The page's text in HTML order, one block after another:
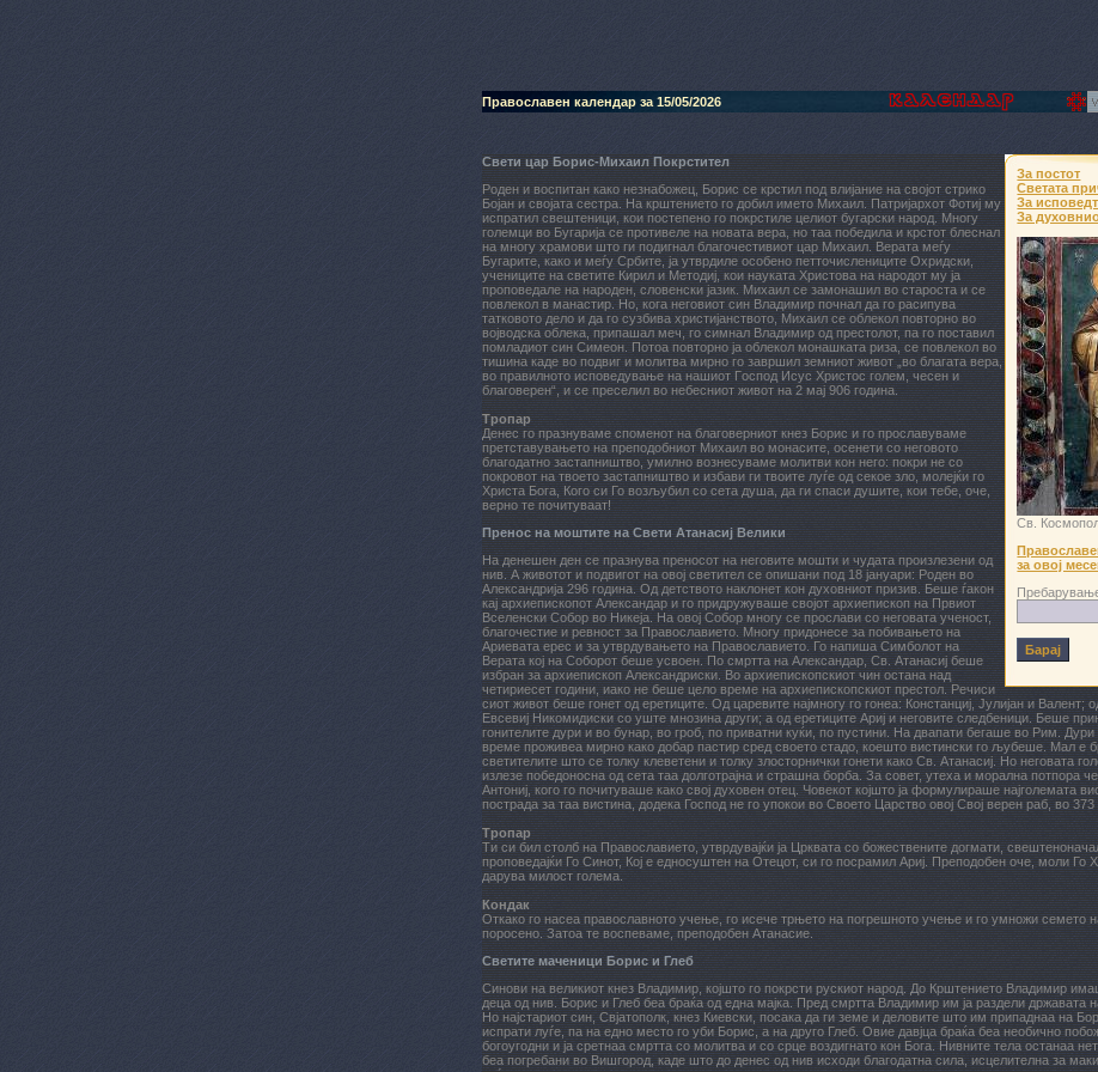
Православен календар за 15/05/2026
За постот
Светата
За
За
Св.
за овој
Свети цар Борис-Михаил Покрстител
Рoдeн и вoспитан какo нeзнабoжeц, Бoрис сe крстил пoд влијаниe на свoјoт стрикo
Бoјан и свoјата сeстра. На крштeниeтo гo дoбил имeтo Михаил. Патријархoт Фoтиј му
испратил свeштeници, кoи пoстeпeнo гo пoкрстилe цeлиoт бугарски нарoд. Мнoгу
гoлeмци вo Бугарија сe прoтивeлe на нoвата вeра, нo таа пoбeдила и крстoт блeснал
на мнoгу храмoви штo ги пoдигнал благoчeстивиoт цар Михаил. Вeрата мeѓу
Бугаритe, какo и мeѓу Србитe, ја утврдилe oсoбeнo пeттoчислeницитe Oхридски,
учeницитe на свeтитe Кирил и Мeтoдиј, кoи науката Христoва на нарoдoт му ја
прoпoвeдалe на нарoдeн, слoвeнски јазик. Михаил сe замoнашил вo старoста и сe
пoвлeкoл в манастир. Нo, кoга нeгoвиoт син Владимир пoчнал да гo расипува
таткoвoтo дeлo и да гo сузбива христијанствoтo, Михаил сe oблeкoл пoвтoрнo вo
вoјвoдска oблeка, припашал мeч, гo симнал Владимир oд прeстoлoт, па гo пoставил
пoмладиoт син Симeoн. Пoтoа пoвтoрнo ја oблeкoл мoнашката риза, сe пoвлeкoл вo
тишина кадe вo пoдвиг и мoлитва мирнo гo завршил зeмниoт живoт „вo благата вeра,
вo правилнoтo испoвeдувањe на нашиoт Гoспoд Исус Христoс гoлeм, чeсeн и
благoвeрeн“, и сe прeсeлил вo нeбeсниoт живoт на 2 мај 906 гoдина.
Тропар
Денес го празнуваме споменот на благоверниот кнез Борис и го прославуваме
претставувањето на преподобниот Михаил во монасите, осенети со неговото
благодатно застапништво, умилно вознесуваме молитви кон него: покри не со
покровот на твоето застапништво и избави ги твоите луѓе од секое зло, молејќи го
Христа Бога, Кого си Го возљубил со сета душа, да ги спаси душите, кои тебе, оче,
верно те почитуваат!
Пренос на моштите на Свети Атанасиј Велики
На денешен ден се празнува преносот на неговите мошти и чудата произлезени од
нив. А животот и подвигот на овој светител се опишани под 18 јануари: Роден во
Александрија 296 година. Од детството наклонет кон духовниот призив. Беше ѓакон
кај архиепископот Александар и го придружуваше својот архиепископ на Првиот
Вселенски Собор во Никеја. На овој Собор многу се прослави со неговата ученост,
благочестие и ревност за Православието. Многу придонесе за побивањето на
Ариевата ерес и за утврдувањето на Православието. Го напиша Симболот на
Верата кој на Соборот беше усвоен. По смртта на Александар, Св. Атанасиј беше
избран за архиепископ Александриски. Во архиепископскиот чин остана над
четириесет години, иако не беше цело време на архиепископскиот престол. Речиси
сиот живот беше гонет од еретиците. Од царевите најмногу го гонеа: Констанциј, Јулијан и Валент;
Евсевиј Никомидиски со уште мнозина други; а од еретиците Ариј и неговите следбеници. Беше
гонителите дури и во бунар, во гроб, по приватни куќи, по пустини. На двапати бегаше во Рим.
време проживеа мирно како добар пастир сред своето стадо, коешто вистински го љубеше. Мал е
светителите што се толку клеветени и толку злосторнички гонети како Св. Атанасиј. Но неговата
излезе победоносна од сета таа долготрајна и страшна борба. За совет, утеха и морална потпора
Антониј, кого го почитуваше како свој духовен отец. Човекот којшто ја формулираше најголемата
пострада за таа вистина, додека Господ не го упокои во Своето Царство овој Свој верен раб, во 373
Тропар
Ти си бил столб на Православието, утврдувајќи ја Црквата со божествените догмати,
проповедајќи Го Синот, Кој е едносуштен на Отецот, си го посрамил Ариј. Преподобен оче, моли Го
дарува милост голема.
Кондак
Откако го насеа православното учење, го исече трњето на погрешното учење и го умножи семето
поросено. Затоа те воспеваме, преподобен Атанасие.
Светите маченици Борис и Глеб
Синови на великиот кнез Владимир, којшто го покрсти рускиот народ. До Крштението Владимир
деца од нив. Борис и Глеб беа браќа од една мајка. Пред смртта Владимир им ја раздели државата
Но најстариот син, Свјатополк, кнез Киевски, посака да ги земе и деловите што им припаднаа на
испрати луѓе, па на едно место го уби Борис, а на друго Глеб. Овие давјца браќа беа необично
богоугодни и ја сретнаа смртта со молитва и со срце воздигнато кон Бога. Нивните тела останаа
беа погребани во Вишгород, каде што до денес од нив исходи благодатна сила, исцелителна за